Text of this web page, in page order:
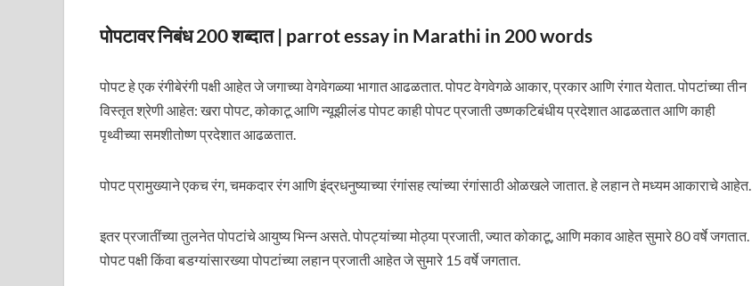
पोपटावर निबंध 200 शब्दात | parrot essay in Marathi in 200 words
पोपट हे एक रंगीबेरंगी पक्षी आहेत जे जगाच्या वेगवेगळ्या भागात आढळतात. पोपट वेगवेगळे आकार, प्रकार आणि रंगात येतात. पोपटांच्या तीन
विस्तृत श्रेणी आहेत: खरा पोपट, कोकाटू आणि न्यूझीलंड पोपट काही पोपट प्रजाती उष्णकटिबंधीय प्रदेशात आढळतात आणि काही
पृथ्वीच्या समशीतोष्ण प्रदेशात आढळतात.
पोपट प्रामुख्याने एकच रंग, चमकदार रंग आणि इंद्रधनुष्याच्या रंगांसह त्यांच्या रंगांसाठी ओळखले जातात. हे लहान ते मध्यम आकाराचे आहेत.
इतर प्रजातींच्या तुलनेत पोपटांचे आयुष्य भिन्न असते. पोपट्यांच्या मोठ्या प्रजाती, ज्यात कोकाटू, आणि मकाव आहेत सुमारे 80 वर्षे जगतात.
पोपट पक्षी किंवा बडग्यांसारख्या पोपटांच्या लहान प्रजाती आहेत जे सुमारे 15 वर्षे जगतात.